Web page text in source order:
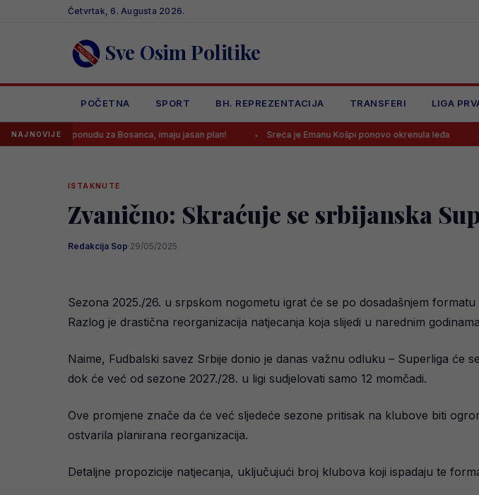
Četvrtak, 6. Augusta 2026.
Sve Osim Politike
POČETNA SPORT BH. REPREZENTACIJA TRANSFERI LIGA
NAJNOVIJE
ponudu za Bosanca, imaju jasan plan! Sreća je Emanu Košpi ponovo okrenula leđa Selektor
ISTAKNUTE
Zvanično: Skraćuje se srbijanska
Redakcija Sop·29/05/2025
Sezona 2025./26. u srpskom nogometu igrat će se po dosadašnjem
Razlog je drastična reorganizacija natjecanja koja slijedi u narednim
Naime, Fudbalski savez Srbije donio je danas važnu odluku – Superliga će
dok će već od sezone 2027./28. u ligi sudjelovati samo 12 momčadi.
Ove promjene znače da će već sljedeće sezone pritisak na klubove biti
ostvarila planirana reorganizacija.
Detaljne propozicije natjecanja, uključujući broj klubova koji ispadaju te